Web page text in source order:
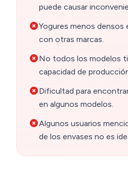
puede causar
Yogures menos densos
con otras marcas.
No todos los modelos
capacidad de
Dificultad para
en algunos modelos.
Algunos usuarios
de los envases no es